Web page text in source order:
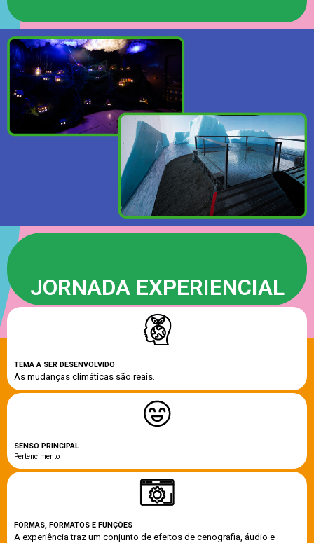
JORNADA EXPERIENCIAL
TEMA A SER DESENVOLVIDO
As mudanças climáticas são reais.
SENSO PRINCIPAL
Pertencimento
FORMAS, FORMATOS E FUNÇÕES
A experiência traz um conjunto de efeitos de cenografia, áudio e